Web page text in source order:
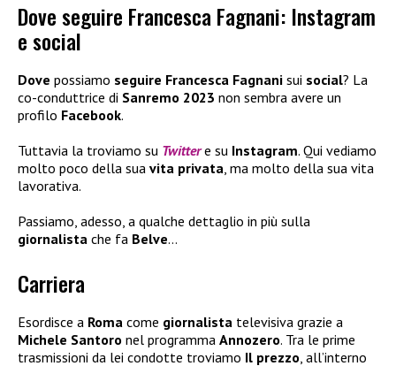
Dove seguire Francesca Fagnani: Instagram
e social
Dove possiamo seguire Francesca Fagnani sui social? La
co-conduttrice di Sanremo 2023 non sembra avere un
profilo Facebook.
Tuttavia la troviamo su Twittere su Instagram. Qui vediamo
molto poco della sua vita privata, ma molto della sua vita
lavorativa.
Passiamo, adesso, a qualche dettaglio in più sulla
giornalista che fa Belve…
Carriera
Esordisce a Roma come giornalista televisiva grazie a
Michele Santoro nel programma Annozero. Tra le prime
trasmissioni da lei condotte troviamo Il prezzo, all’interno